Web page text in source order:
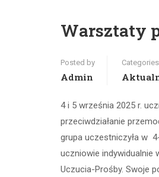
Warsztaty
Posted by
Admin
Categories
4 i 5 września 2025 r.
przeciwdziałanie
grupa uczestniczyła w
uczniowie indywidualnie
Uczucia-Prośby. Swoje